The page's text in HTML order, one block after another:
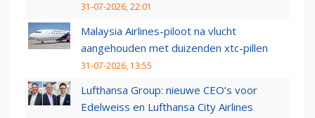
31-07-2026, 22:01
Malaysia Airlines-piloot na vlucht
aangehouden met duizenden xtc-pillen
31-07-2026, 13:55
Lufthansa Group: nieuwe CEO’s voor
Edelweiss en Lufthansa City Airlines